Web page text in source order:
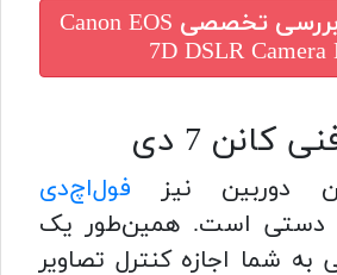
بررسی تخصصی Canon EOS
7D DSLR Camera
7 دی
دوربین نیز فول‌اچ‌دی
دستی است. همین‌طور یک
3 اینچی به شما اجازه کنترل تصاویر